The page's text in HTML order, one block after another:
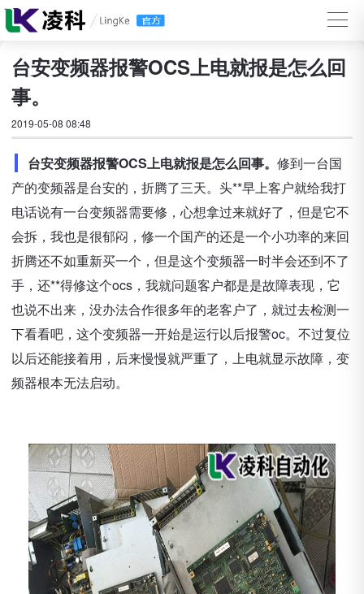
台安变频器报警OCS上电就报是怎么回
事。
2019-05-08 08:48
台安变频器报警OCS上电就报是怎么回事。 修到一台国
产的变频器是台安的，折腾了三天。头**早上客户就给我打
电话说有一台变频器需要修，心想拿过来就好了，但是它不
会拆，我也是很郁闷，修一个国产的还是一个小功率的来回
折腾还不如重新买一个，但是这个变频器一时半会还到不了
手，还**得修这个ocs，我就问题客户都是是故障表现，它
也说不出来，没办法合作很多年的老客户了，就过去检测一
下看看吧，这个变频器一开始是运行以后报警oc。不过复位
以后还能接着用，后来慢慢就严重了，上电就显示故障，变
频器根本无法启动。